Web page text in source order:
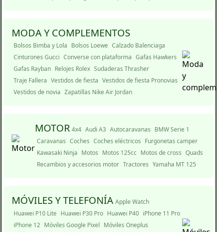
MODA Y COMPLEMENTOS
Bolsos Bimba y Lola Bolsos Loewe Calzado Balenciaga
Cinturones Gucci Converse con plataforma Gafas Hawkers
Gafas Rayban Relojes Rolex Sudaderas Thrasher
Traje Fallera Vestidos de fiesta Vestidos de fiesta Pronovias
Vestidos de novia Zapatillas Nike Air Jordan
MOTOR 4x4 Audi A3 Autocaravanas BMW Serie 1
Caravanas Coches Coches eléctricos Furgonetas camper
Kawasaki Ninja Motos Motos 125cc Motos de cross Quads
Recambios y accesorios motor Tractores Yamaha MT 125
MÓVILES Y TELEFONÍ­A Apple Watch
Huawei P10 Lite Huawei P30 Pro Huawei P40 iPhone 11 Pro
iPhone 12 Móviles Google Pixel Móviles Oneplus